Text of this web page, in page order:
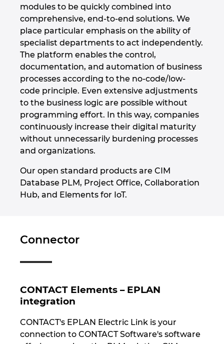
modules to be quickly combined into
comprehensive, end-to-end solutions. We
place particular emphasis on the ability of
specialist departments to act independently.
The platform enables the control,
documentation, and automation of business
processes according to the no-code/low-
code principle. Even extensive adjustments
to the business logic are possible without
programming effort. In this way, companies
continuously increase their digital maturity
without unnecessarily burdening processes
and organizations.
Our open standard products are CIM
Database PLM, Project Office, Collaboration
Hub, and Elements for IoT.
Connector
CONTACT Elements – EPLAN
integration
CONTACT's EPLAN Electric Link is your
connection to CONTACT Software's software